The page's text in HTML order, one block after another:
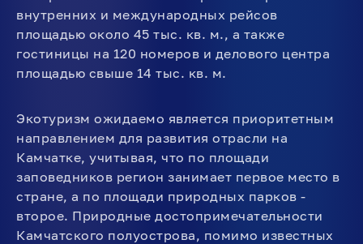
внутренних и международных рейсов
площадью около 45 тыс. кв. м., а также
гостиницы на 120 номеров и делового центра
площадью свыше 14 тыс. кв. м.
Экотуризм ожидаемо является приоритетным
направлением для развития отрасли на
Камчатке, учитывая, что по площади
заповедников регион занимает первое место в
стране, а по площади природных парков -
второе. Природные достопримечательности
Камчатского полуострова, помимо известных